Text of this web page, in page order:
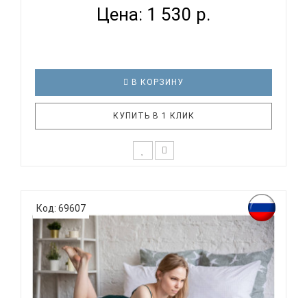
Цена: 1 530 р.
В КОРЗИНУ
КУПИТЬ В 1 КЛИК
которая позволит Вам подобрать индивидуальный
комплект. В ассортименте бренда более 1000
наборов в размерах с шагом всего 5см! Подберите
себе идеальное постельное белье! Вы можете
купить готовый комплект ..
Код: 69607